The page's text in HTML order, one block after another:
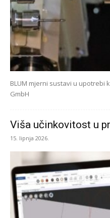
BLUM mjerni sustavi u upotrebi
GmbH
Viša učinkovitost u
15. lipnja 2026.